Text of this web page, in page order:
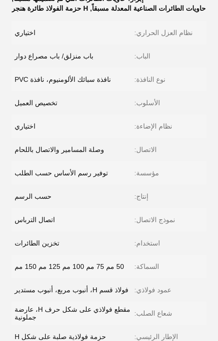
حاويات الطائرات الصناعية المعدلة مسبقاً, H حزمة الفولاذ طائرة هنجر
نظام العزل الحراري: اختياري
الباب: باب منزلق/ باب مصراع دوار
نوع النافذة: نافذة سبائك الألومنيوم، نافذة PVC
الأسلوب: تخصيص العميل
نظام الإضاءة: اختياري
الاتصال: وصلة المسامير والاتصال باللحام
مؤسسة: توفير رسم الأساس حسب الطلب
إنتاج: حسب الرسم
نموذج الاتصال: اتصال الترباس
استخدام: تخزين الطائرات
السماكة: 50 مم 75 مم 100 مم 125 مم 150 مم
عمود فولاذي: فولاذ قسم H، أنبوب مربع، أنبوب مستدير
شعاع الصلب:
مقطع فولاذي على شكل حرف H، عارضة
جملونية
الإطار الرئيسي: حزمة فولاذية صلبة على شكل H